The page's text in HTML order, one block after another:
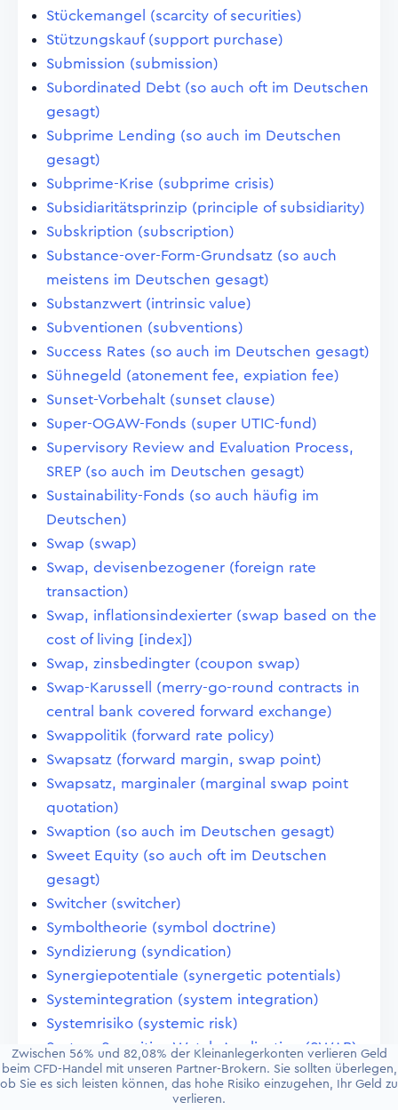
Stückemangel (scarcity of securities)
Stützungskauf (support purchase)
Submission (submission)
Subordinated Debt (so auch oft im Deutschen
gesagt)
Subprime Lending (so auch im Deutschen
gesagt)
Subprime-Krise (subprime crisis)
Subsidiaritätsprinzip (principle of subsidiarity)
Subskription (subscription)
Substance-over-Form-Grundsatz (so auch
meistens im Deutschen gesagt)
Substanzwert (intrinsic value)
Subventionen (subventions)
Success Rates (so auch im Deutschen gesagt)
Sühnegeld (atonement fee, expiation fee)
Sunset-Vorbehalt (sunset clause)
Super-OGAW-Fonds (super UTIC-fund)
Supervisory Review and Evaluation Process,
SREP (so auch im Deutschen gesagt)
Sustainability-Fonds (so auch häufig im
Deutschen)
Swap (swap)
Swap, devisenbezogener (foreign rate
transaction)
Swap, inflationsindexierter (swap based on the
cost of living [index])
Swap, zinsbedingter (coupon swap)
Swap-Karussell (merry-go-round contracts in
central bank covered forward exchange)
Swappolitik (forward rate policy)
Swapsatz (forward margin, swap point)
Swapsatz, marginaler (marginal swap point
quotation)
Swaption (so auch im Deutschen gesagt)
Sweet Equity (so auch oft im Deutschen
gesagt)
Switcher (switcher)
Symboltheorie (symbol doctrine)
Syndizierung (syndication)
Synergiepotentiale (synergetic potentials)
Systemintegration (system integration)
Systemrisiko (systemic risk)
System Securities Watch Application (SWAP)
Szenarien, aussergewöhnliche (extraordinary
Zwischen 56% und 82,08% der Kleinanlegerkonten verlieren Geld
beim CFD-Handel mit unseren Partner-Brokern. Sie sollten überlegen,
ob Sie es sich leisten können, das hohe Risiko einzugehen, Ihr Geld zu
verlieren.